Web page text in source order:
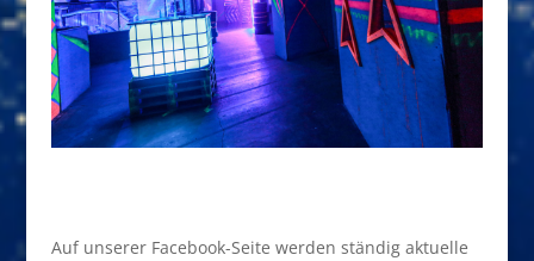
Auf unserer Facebook-Seite werden ständig aktuelle